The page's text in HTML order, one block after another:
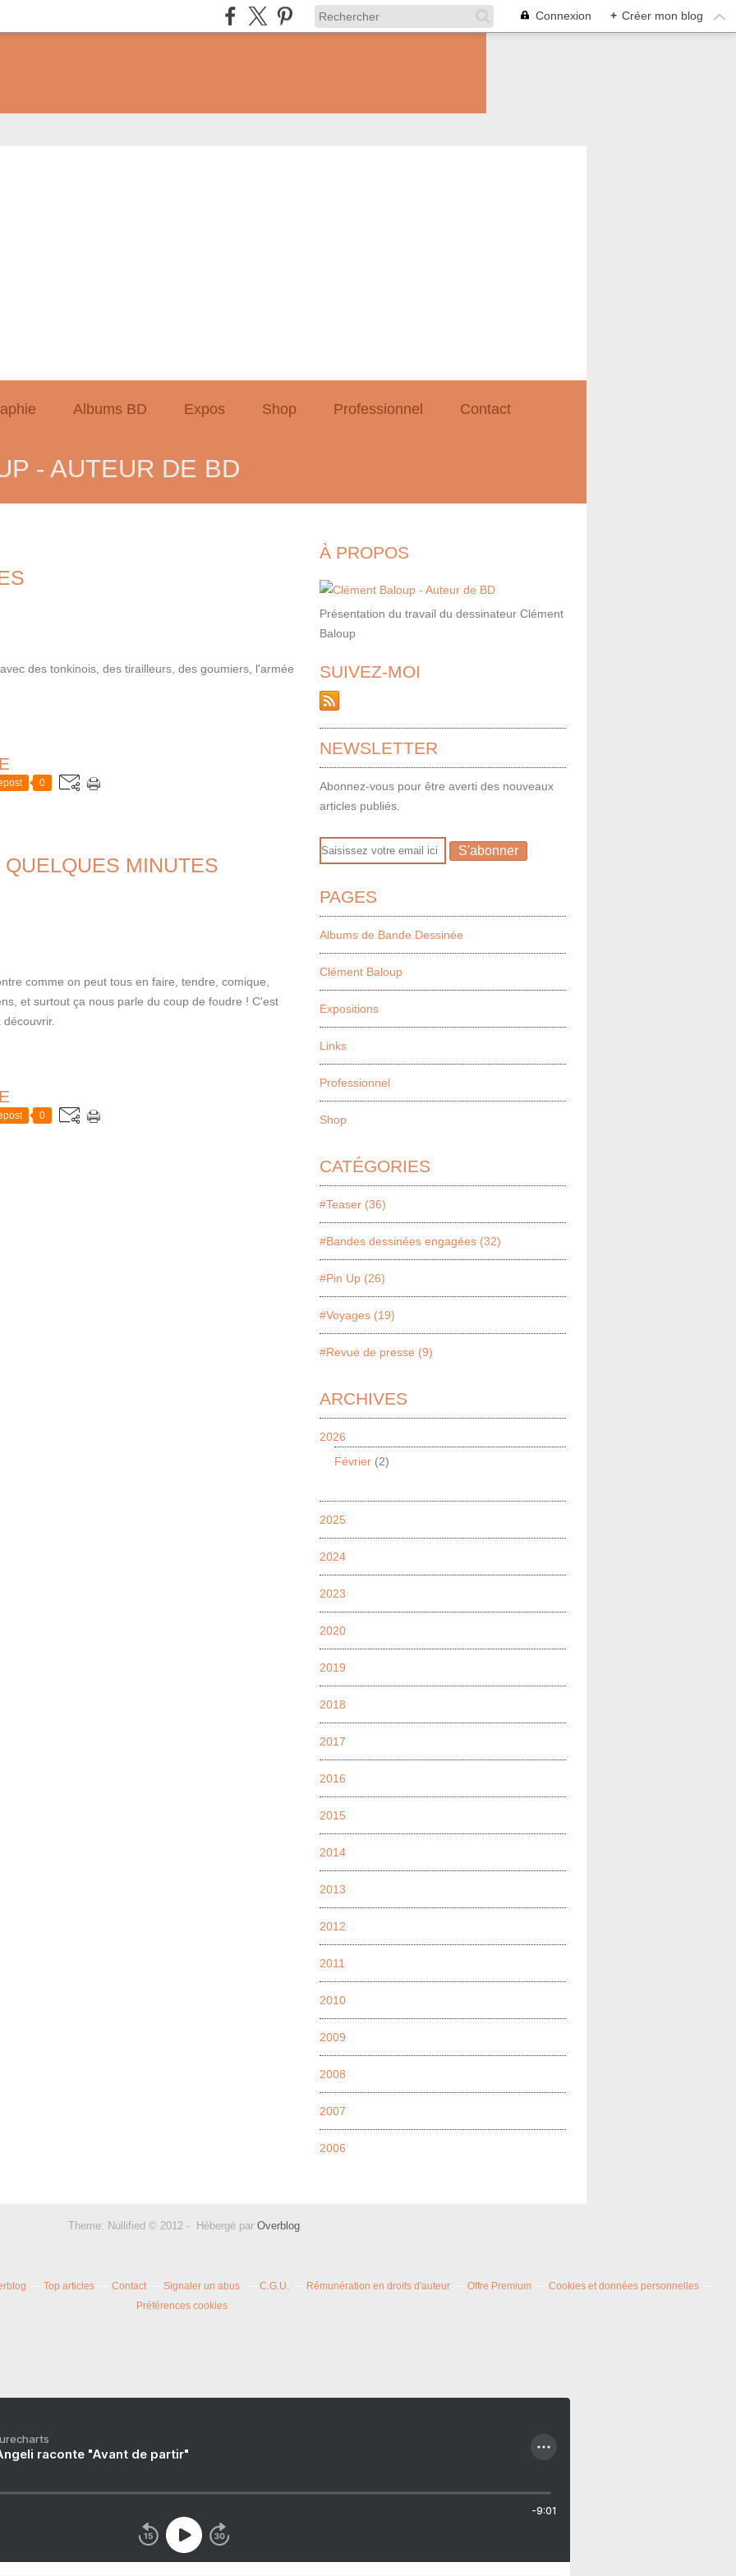
Connexion + Créer mon blog
Albums BD Expos Shop Professionnel Contact
- AUTEUR DE BD
des tonkinois, des tirailleurs, des goumiers, l'armée
0
MINUTES
comme on peut tous en faire, tendre, comique,
et surtout ça nous parle du coup de foudre ! C'est
0
À PROPOS
Présentation du travail du dessinateur Clément
Baloup
SUIVEZ-MOI
NEWSLETTER
Abonnez-vous pour être averti des nouveaux
articles publiés.
Email
PAGES
Albums de Bande Dessinée
Clément Baloup
Expositions
Links
Professionnel
Shop
CATÉGORIES
#Teaser (36)
#Bandes dessinées engagées (32)
#Pin Up (26)
#Voyages (19)
#Revue de presse (9)
ARCHIVES
2026
Février (2)
2025
2024
2023
2020
2019
2018
2017
2016
2015
2014
2013
2012
2011
2010
2009
2008
2007
2006
Theme: Nullified © 2012 - Hébergé par Overblog
Top articles Contact Signaler un abus C.G.U. Rémunération en droits d'auteur Offre Premium
Cookies et données personnelles
Préférences cookies
raconte "Avant de partir"
-9:01